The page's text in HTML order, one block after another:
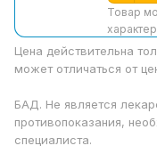
Товар
Цена действительна
может отличаться от
БАД. Не является
противопоказания,
специалиста.